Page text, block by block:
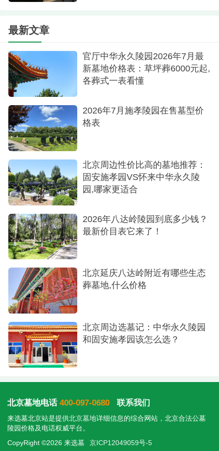
最新文章
官厅中华永久陵园2026年7月最
新墓地价格表：草坪葬6000元起,
各葬式一表看懂
2026年7月施孝陵园在售墓型价
格表
北京周边性价比高的墓地推荐：
固安施孝园VS怀来中华永久陵
园,哪家更适合
2026年八达岭陵园到底多少钱？
最新价目表它来了！
北京延庆八达岭附近有哪些生态
葬墓地,什么价格
北京周边选墓记：中华永久陵园
和固安施孝园该怎么选？
北京墓地电话 400-097-0680 联系我们
来选墓北京站是提供北京墓地详细信息的综合网站，北京合法公墓
陵园价格及电话权威平台。
CopyRight ©2026 来选墓
京ICP12049059号-5